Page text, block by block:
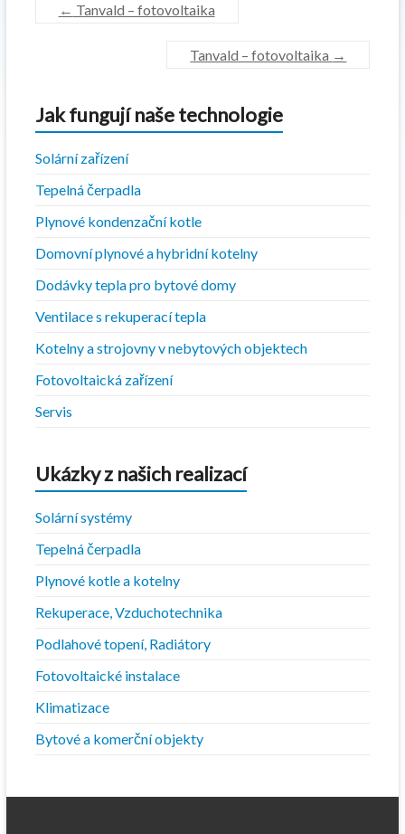
← Tanvald – fotovoltaika
Tanvald – fotovoltaika →
Jak fungují naše technologie
Solární zařízení
Tepelná čerpadla
Plynové kondenzační kotle
Domovní plynové a hybridní kotelny
Dodávky tepla pro bytové domy
Ventilace s rekuperací tepla
Kotelny a strojovny v nebytových objektech
Fotovoltaická zařízení
Servis
Ukázky z našich realizací
Solární systémy
Tepelná čerpadla
Plynové kotle a kotelny
Rekuperace, Vzduchotechnika
Podlahové topení, Radiátory
Fotovoltaické instalace
Klimatizace
Bytové a komerční objekty